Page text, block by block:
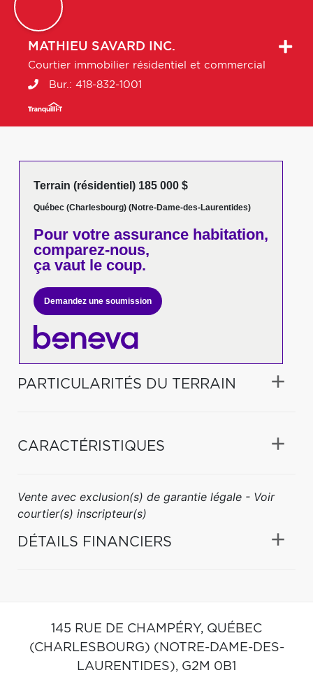
MATHIEU SAVARD INC.
Courtier immobilier résidentiel et commercial
Bur.: 418-832-1001
Terrain (résidentiel) 185 000 $
Québec (Charlesbourg) (Notre-Dame-des-Laurentides)
Pour votreassurance habitation,
comparez-nous,
ça vaut le coup.
Demandez une soumission
PARTICULARITÉS DU TERRAIN
CARACTÉRISTIQUES
Vente avec exclusion(s) de garantie légale - Voir
courtier(s) inscripteur(s)
DÉTAILS FINANCIERS
145 RUE DE CHAMPÉRY, QUÉBEC
(CHARLESBOURG) (NOTRE-DAME-DES-
LAURENTIDES), G2M 0B1